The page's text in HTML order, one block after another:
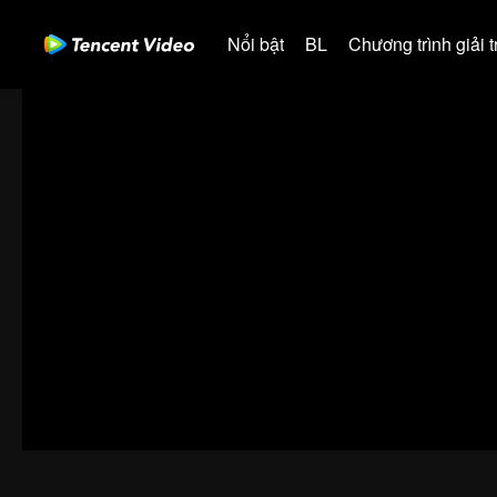
Nổi bật BL Chương trình giải